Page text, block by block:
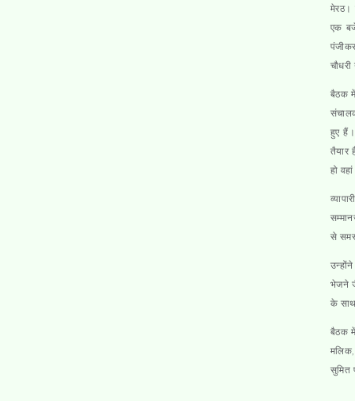
मेरठ।
एक
बैठक
हुए
तैयार
हो
से
भेजने
के साथ
बैठक में
मलिक,
सुमित